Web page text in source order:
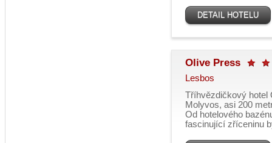
DETAIL HOTELU
Olive Press
Lesbos
Tříhvězdičkový hotel
Molyvos, asi 200
Od hotelového
fascinující zříceninu